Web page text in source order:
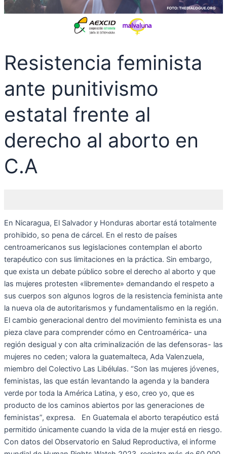
Resistencia feminista
ante punitivismo
estatal frente al
derecho al aborto en
C.A
En Nicaragua, El Salvador y Honduras abortar está totalmente
prohibido, so pena de cárcel. En el resto de países
centroamericanos sus legislaciones contemplan el aborto
terapéutico con sus limitaciones en la práctica. Sin embargo,
que exista un debate público sobre el derecho al aborto y que
las mujeres protesten «libremente» demandando el respeto a
sus cuerpos son algunos logros de la resistencia feminista ante
la nueva ola de autoritarismos y fundamentalismo en la región.
El cambio generacional dentro del movimiento feminista es una
pieza clave para comprender cómo en Centroamérica- una
región desigual y con alta criminalización de las defensoras- las
mujeres no ceden; valora la guatemalteca, Ada Valenzuela,
miembro del Colectivo Las Libélulas. “Son las mujeres jóvenes,
feministas, las que están levantando la agenda y la bandera
verde por toda la América Latina, y eso, creo yo, que es
producto de los caminos abiertos por las generaciones de
feministas”, expresa. En Guatemala el aborto terapéutico está
permitido únicamente cuando la vida de la mujer está en riesgo.
Con datos del Observatorio en Salud Reproductiva, el informe